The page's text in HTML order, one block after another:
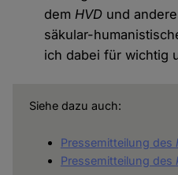
demHVD und
säkular-
ich dabei für wichtig
Siehe dazu auch:
Pressemitteilung des
Pressemitteilung des